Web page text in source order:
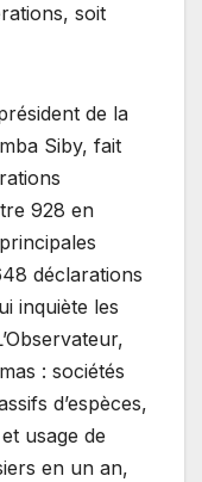
soit
de la
Siby, fait
928 en
déclarations
inquiète les
: sociétés
d’espèces,
usage de
en un an,